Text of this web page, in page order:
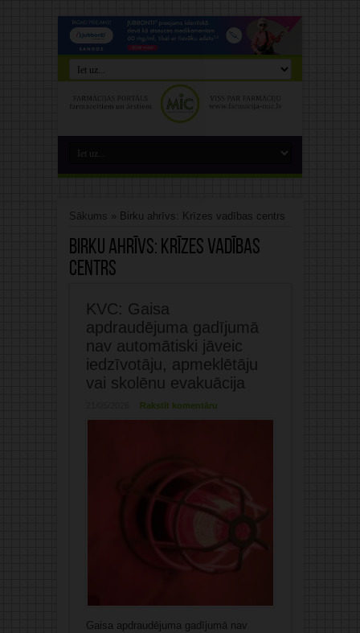
Sākums » Birku ahrīvs: Krīzes vadības centrs
Birku ahrīvs: Krīzes vadības
centrs
KVC: Gaisa
apdraudējuma gadījumā
nav automātiski jāveic
iedzīvotāju, apmeklētāju
vai skolēnu evakuācija
Rakstīt komentāru
Gaisa apdraudējuma gadījumā nav